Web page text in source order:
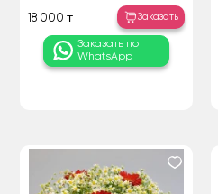
18 000 ₸ Заказать
Заказать по
WhatsApp